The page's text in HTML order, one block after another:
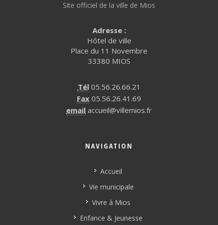
Site officiel de la ville de Mios
Adresse :
Hôtel de ville
Place du 11 Novembre
33380 MIOS
Tél05.56.26.66.21
Fax 05.56.26.41.69
email accueil@villemios.fr
NAVIGATION
Accueil
Vie municipale
Vivre à Mios
Enfance & Jeunesse